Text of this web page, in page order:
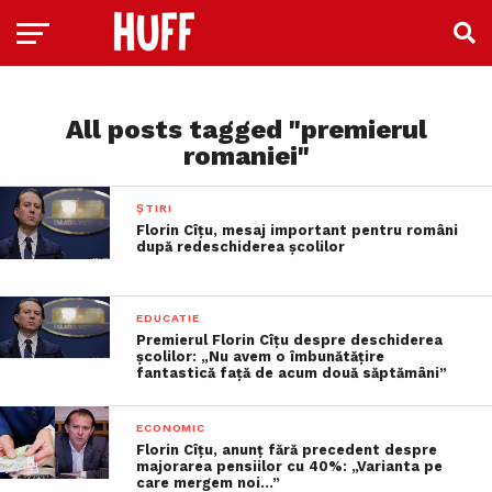
All posts tagged "premierul
romaniei"
ȘTIRI
Florin Cîțu, mesaj important pentru români
după redeschiderea școlilor
EDUCATIE
Premierul Florin Cîțu despre deschiderea
școlilor: „Nu avem o îmbunătățire
fantastică față de acum două săptămâni”
ECONOMIC
Florin Cîțu, anunț fără precedent despre
majorarea pensiilor cu 40%: „Varianta pe
care mergem noi…”